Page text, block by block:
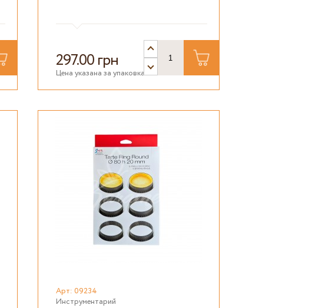
297.00 грн
Цена указана за упаковка.
Арт: 09234
Инструментарий